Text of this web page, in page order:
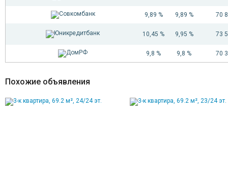
9,89 % 9,89 % 70
10,45 % 9,95 % 73
9,8 % 9,8 % 70
Похожие объявления